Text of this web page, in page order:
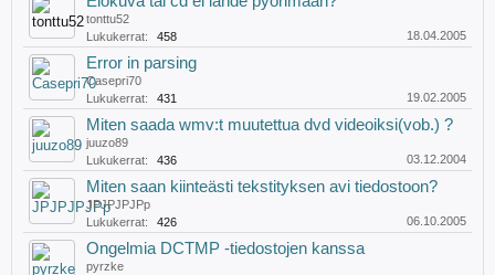
tonttu52
Lukukerrat:
458 18.04.2005
Error in parsing
Casepri70
Lukukerrat:
431 19.02.2005
Miten saada wmv:t muutettua dvd videoiksi(vob.) ?
juuzo89
Lukukerrat:
436 03.12.2004
Miten saan kiinteästi tekstityksen avi tiedostoon?
JPJPJPJPp
Lukukerrat:
426 06.10.2005
Ongelmia DCTMP -tiedostojen kanssa
pyrzke